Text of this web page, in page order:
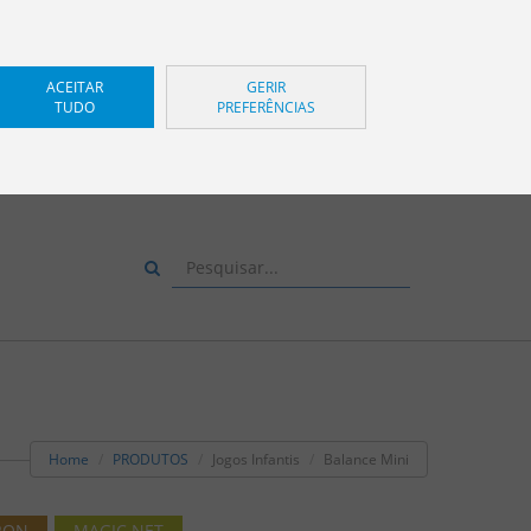
NOS, TEMOS MUITO
Home PRODUTOS Jogos Infantis Balance Mini
ACEITAR
TUDO
GERIR
PREFERÊNCIAS